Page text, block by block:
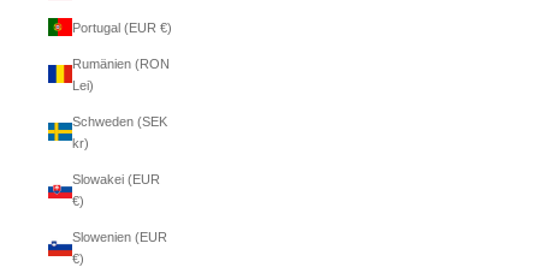
Portugal (EUR €)
Rumänien (RON
Lei)
Schweden (SEK
kr)
Slowakei (EUR
€)
Slowenien (EUR
€)